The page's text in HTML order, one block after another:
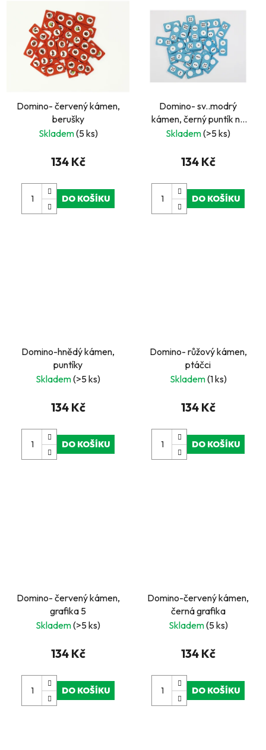
Domino- červený kámen,
berušky
Skladem(5 ks)
134 Kč
DO KOŠÍKU
Domino- sv..modrý
kámen, černý puntík na
bílém podkladu
Skladem(>5 ks)
134 Kč
DO KOŠÍKU
Domino-hnědý kámen,
puntíky
Skladem(>5 ks)
134 Kč
DO KOŠÍKU
Domino- růžový kámen,
ptáčci
Skladem(1 ks)
134 Kč
DO KOŠÍKU
Domino- červený kámen,
grafika 5
Skladem(>5 ks)
134 Kč
DO KOŠÍKU
Domino-červený kámen,
černá grafika
Skladem(5 ks)
134 Kč
DO KOŠÍKU